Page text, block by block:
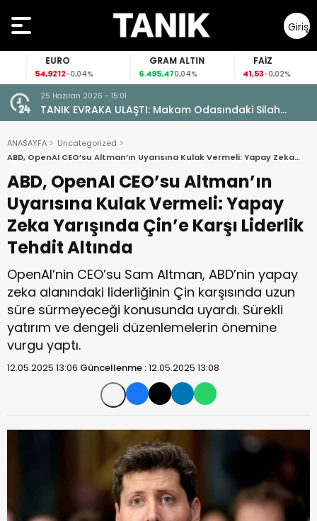
Giriş
Yap
EURO
54,9212-0,04%
GRAM ALTIN
6.495,470,04% -0,02%
25 Haziran 2026 - 15:01
TANIK EVRAKA ULAŞTI: Makam Odasındaki Silah
Ruhsatsız Çıktı!
ANASAYFA
Uncategorized
ABD, OpenAI CEO’su Altman’ın Uyarısına Kulak Vermeli: Yapay Zeka
ABD, OpenAI CEO’su Altman’ın
Uyarısına Kulak Vermeli: Yapay
Zeka Yarışında Çin’e Karşı Liderlik
Tehdit Altında
OpenAI’nin CEO’su Sam Altman, ABD’nin yapay
zeka alanındaki liderliğinin Çin karşısında uzun
süre sürmeyeceği konusunda uyardı. Sürekli
yatırım ve dengeli düzenlemelerin önemine
vurgu yaptı.
12.05.2025 13:06 Güncellenme :12.05.2025 13:08